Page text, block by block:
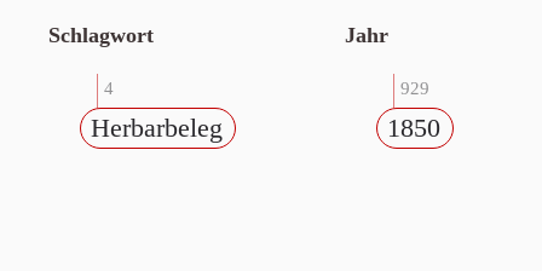
Schlagwort
4
Herbarbeleg
Jahr
929
1850